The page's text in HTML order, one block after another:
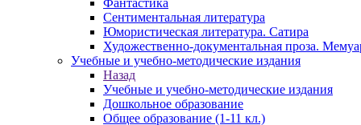
Фантастика
Сентиментальная литература
Юмористическая литература. Сатира
Художественно-документальная проза.
Учебные и учебно-методические издания
Назад
Учебные и учебно-методические издания
Дошкольное образование
Общее образование (1-11 кл.)